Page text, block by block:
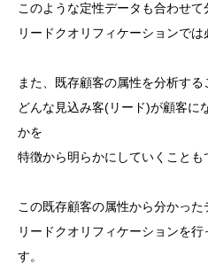
このような定性データも合わせ
リードクオリフィケーションでは
また、既存顧客の属性を分析する
どんな見込み客(リード)が顧客に
かを
特徴から明らかにしていくことも
この既存顧客の属性から分かっ
リードクオリフィケーションを
す。